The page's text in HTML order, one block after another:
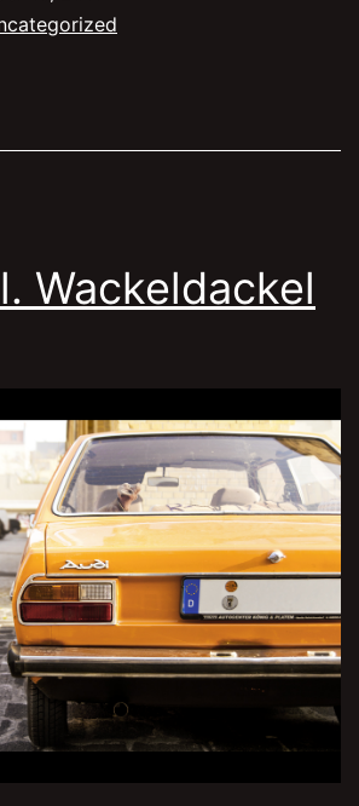
Wackeldackel